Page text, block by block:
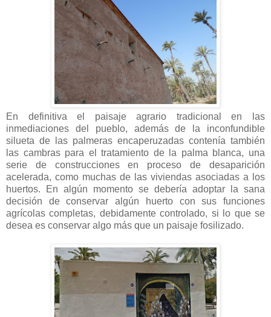
En definitiva el paisaje agrario tradicional en las
inmediaciones del pueblo, además de la inconfundible
silueta de las palmeras encaperuzadas contenía también
las cambras para el tratamiento de la palma blanca, una
serie de construcciones en proceso de desaparición
acelerada, como muchas de las viviendas asociadas a los
huertos. En algún momento se debería adoptar la sana
decisión de conservar algún huerto con sus funciones
agrícolas completas, debidamente controlado, si lo que se
desea es conservar algo más que un paisaje fosilizado.